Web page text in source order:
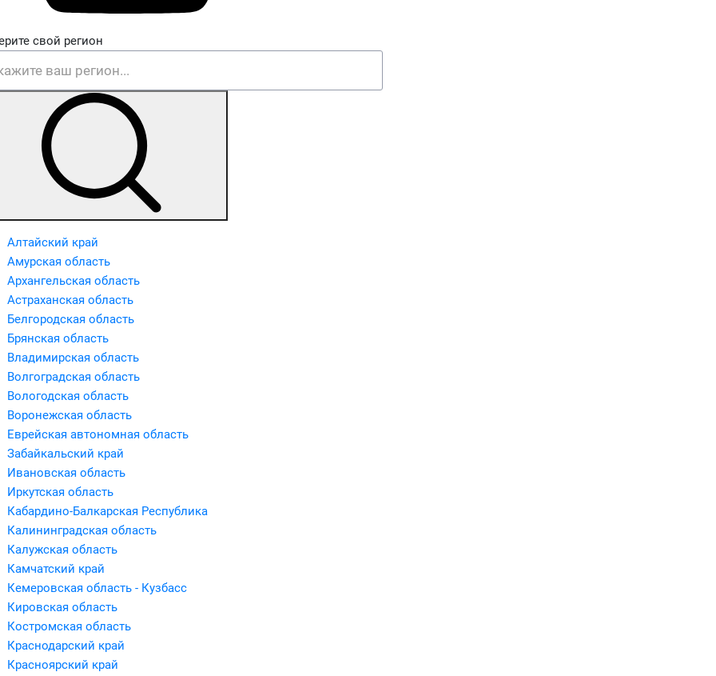
свой регион
Алтайский край
Амурская область
Архангельская область
Астраханская область
Белгородская область
Брянская область
Владимирская область
Волгоградская область
Вологодская область
Воронежская область
Еврейская автономная область
Забайкальский край
Ивановская область
Иркутская область
Кабардино-Балкарская Республика
Калининградская область
Калужская область
Камчатский край
Кемеровская область - Кузбасс
Кировская область
Костромская область
Краснодарский край
Красноярский край